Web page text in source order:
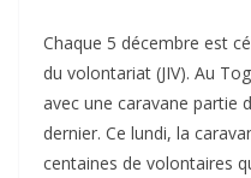
Chaque 5 décembre est
du volontariat (JIV). Au
avec une caravane partie
dernier. Ce lundi, la
centaines de volontaires